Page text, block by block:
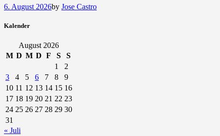
6. August 2026by Jose Castro
Kalender
August 2026
M D M D F S
S
1
2
3
4 5 6 7 8
9
10 11 12 13 14 15 16
17 18 19 20 21 22 23
24 25 26 27 28 29 30
31
« Juli